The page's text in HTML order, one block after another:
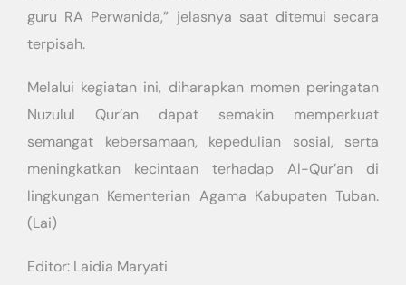
guru RA Perwanida,” jelasnya saat ditemui secara
terpisah.
Melalui kegiatan ini, diharapkan momen peringatan
Nuzulul Qur’an dapat semakin memperkuat
semangat kebersamaan, kepedulian sosial, serta
meningkatkan kecintaan terhadap Al-Qur’an di
lingkungan Kementerian Agama Kabupaten Tuban.
(Lai)
Editor: Laidia Maryati